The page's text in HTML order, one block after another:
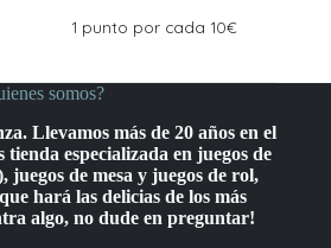
1 punto por cada 10€
somos?
Llevamos más de 20 años en el
especializada en juegos de
juegos de mesa y juegos de rol,
hará las delicias de los más
algo, no dude en preguntar!